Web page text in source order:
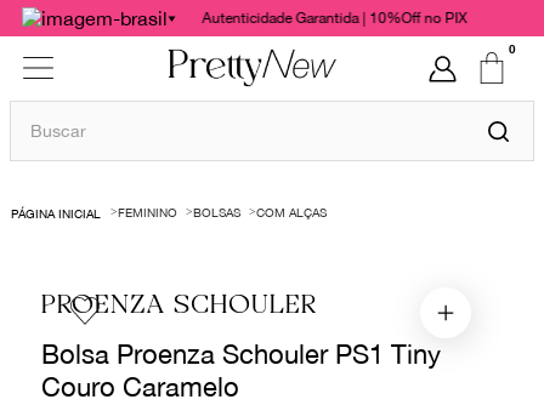
Autenticidade Garantida | 10%Off no PIX
0
Buscar
FEMININO BOLSAS COM ALÇAS
PROENZA SCHOULER
Bolsa Proenza Schouler PS1 Tiny
Couro Caramelo
1º
bolsas
chanel
vestido
gucci